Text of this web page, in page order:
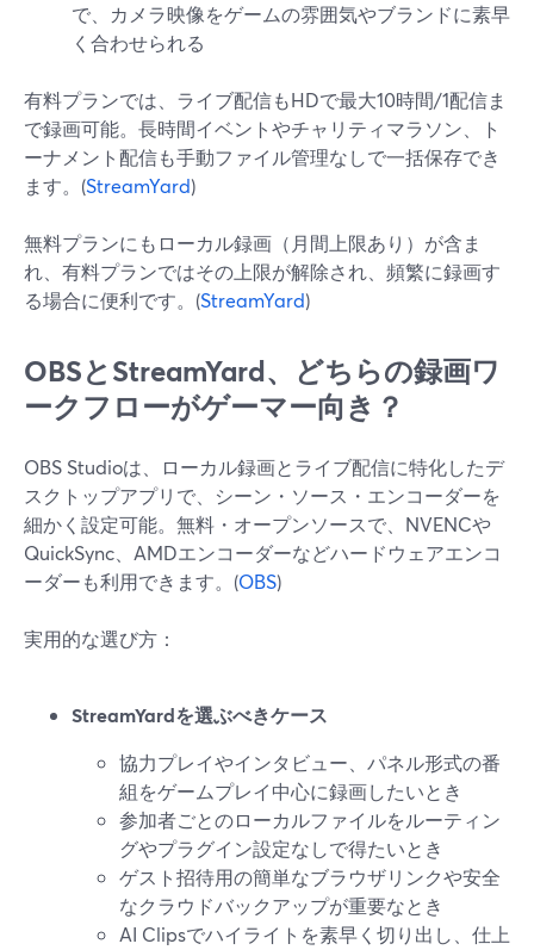
で、カメラ映像をゲームの雰囲気やブランドに素早
く合わせられる
有料プランでは、ライブ配信もHDで最大10時間/1配信ま
で録画可能。長時間イベントやチャリティマラソン、ト
ーナメント配信も手動ファイル管理なしで一括保存でき
ます。(StreamYard)
無料プランにもローカル録画（月間上限あり）が含ま
れ、有料プランではその上限が解除され、頻繁に録画す
る場合に便利です。(StreamYard)
OBSとStreamYard、どちらの録画ワ
ークフローがゲーマー向き？
OBS Studioは、ローカル録画とライブ配信に特化したデ
スクトップアプリで、シーン・ソース・エンコーダーを
細かく設定可能。無料・オープンソースで、NVENCや
QuickSync、AMDエンコーダーなどハードウェアエンコ
ーダーも利用できます。(OBS)
実用的な選び方：
StreamYardを選ぶべきケース
協力プレイやインタビュー、パネル形式の番
組をゲームプレイ中心に録画したいとき
参加者ごとのローカルファイルをルーティン
グやプラグイン設定なしで得たいとき
ゲスト招待用の簡単なブラウザリンクや安全
なクラウドバックアップが重要なとき
AI Clipsでハイライトを素早く切り出し、仕上